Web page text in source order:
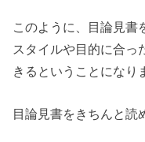
このように、目論見書
スタイルや目的に合っ
きるということになり
目論見書をきちんと読